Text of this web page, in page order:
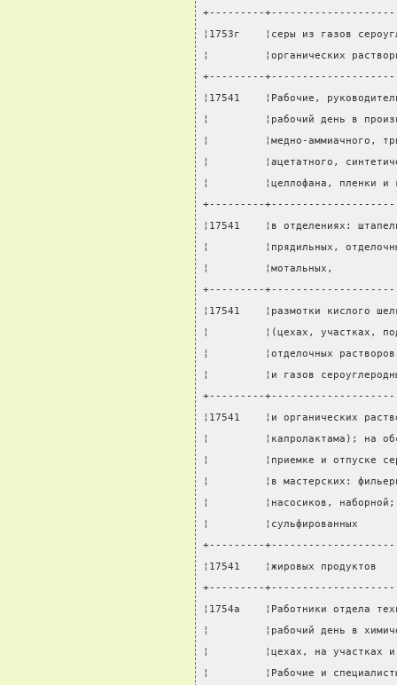
+---------
¦1753г    ¦серы из газов
¦         ¦органических
+---------
¦17541    ¦Рабочие,
¦         ¦рабочий день в
¦         ¦медно-аммиачного,
¦         ¦ацетатного,
¦         ¦целлофана, пленки
+---------
¦17541    ¦в отделениях:
¦         ¦прядильных,
¦         ¦мотальных,
+---------
¦17541    ¦размотки кислого
¦         ¦(цехах, участках,
¦         ¦отделочных
¦         ¦и газов
+---------
¦17541    ¦и органических
¦         ¦капролактама); на
¦         ¦приемке и
¦         ¦в мастерских:
¦         ¦насосиков,
¦
+---------
¦17541    ¦жировых
+---------
¦1754а    ¦Работники отдела
¦         ¦рабочий день в
¦         ¦цехах, на
¦         ¦Рабочие и